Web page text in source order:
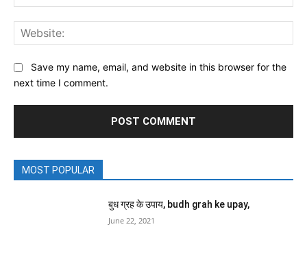
Save my name, email, and website in this browser for the
next time I comment.
MOST POPULAR
बुध ग्रह के उपाय, budh grah ke upay,
June 22, 2021